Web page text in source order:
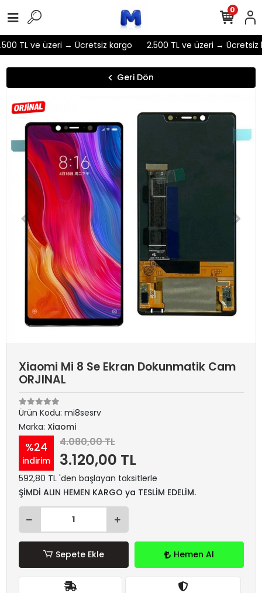
TL ve üzeri → Ücretsiz kargo 2.500 TL ve üzeri → Ücretsiz
0
Geri Dön
Xiaomi Mi 8 Se Ekran Dokunmatik Cam
ORJINAL
Ürün Kodu: mi8sesrv
Marka: Xiaomi
%24
indirim
4.080,00 TL
3.120,00 TL
592,80 TL 'den başlayan taksitlerle
ŞİMDİ ALIN HEMEN KARGO ya TESLİM EDELİM.
Sepete Ekle Hemen Al